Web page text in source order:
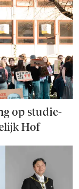
op studie­
Hof